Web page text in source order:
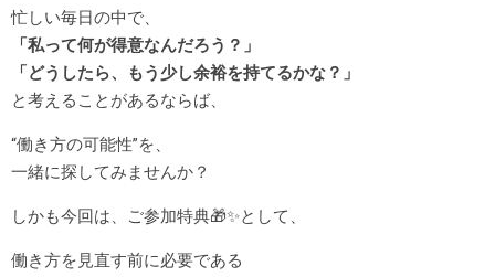
忙しい毎日の中で、
「私って何が得意なんだろう？」
「どうしたら、もう少し余裕を持てるかな？」
と考えることがあるならば、
“働き方の可能性”を、
一緒に探してみませんか？
しかも今回は、ご参加特典🎁✨として、
働き方を見直す前に必要である